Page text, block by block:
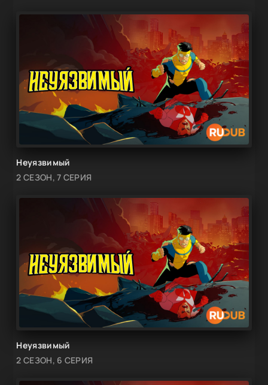
Неуязвимый
2 СЕЗОН, 7 СЕРИЯ
Неуязвимый
2 СЕЗОН, 6 СЕРИЯ